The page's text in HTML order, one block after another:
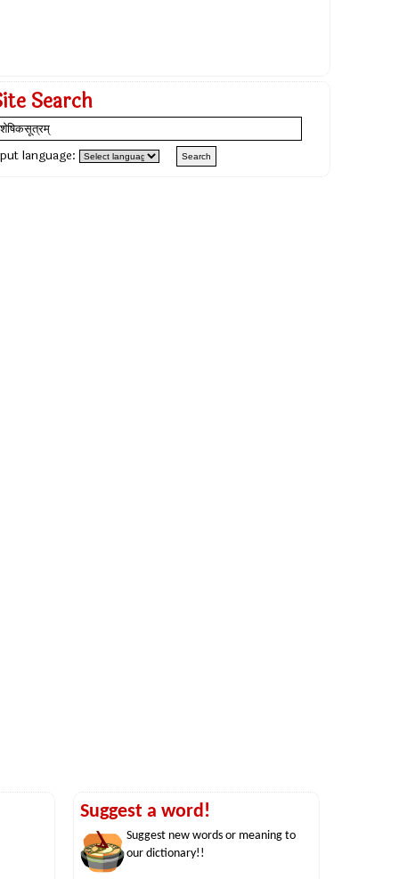
Search
language:
Suggest a word!
Suggest new words or meaning to
our dictionary!!